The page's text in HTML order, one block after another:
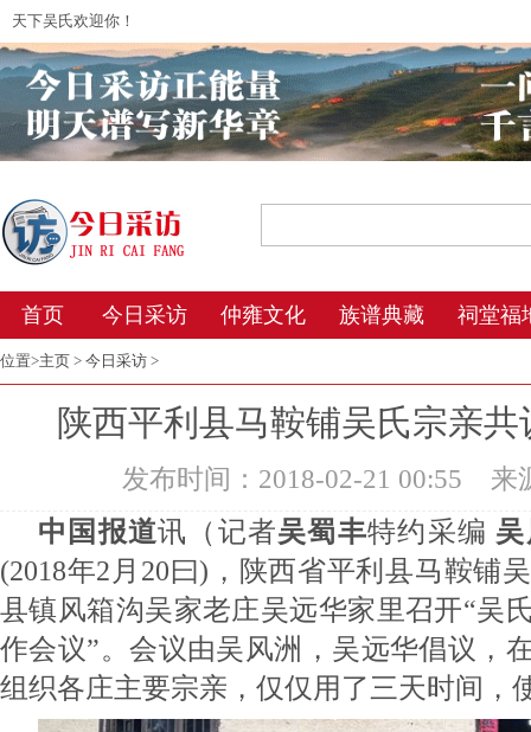
天下吴氏欢迎你！
2026年8月8日 20:28 星期六 农历丙午年(马
首页 今日采访 仲雍文化 族谱典藏 祠堂福
位置>主页 > 今日采访 >
陕西平利县马鞍铺吴氏宗亲
发布时间：2018-02-21 00:55 来
中国报道讯（记者吴蜀丰特约采编
(2018年2月20曰)，陕西省平利县马鞍铺
县镇风箱沟吴家老庄吴远华家里召开“吴
作会议”。会议由吴风洲，吴远华倡议，
组织各庄主要宗亲，仅仅用了三天时间，